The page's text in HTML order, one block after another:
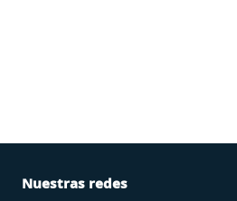
Nuestras redes